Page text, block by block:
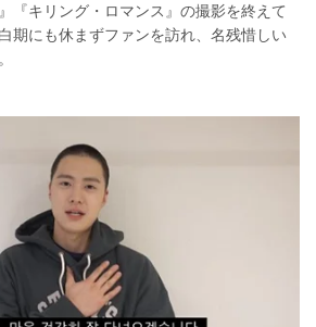
『キリング・ロマンス』の撮影を終えて
期にも休まずファンを訪れ、名残惜しい